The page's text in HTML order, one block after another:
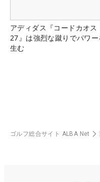
アディダス『コードカオス
27』は強烈な蹴りでパワー
生む
ゴルフ総合サイト ALBA Net